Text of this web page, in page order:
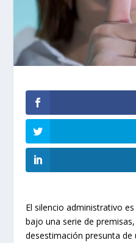
El silencio administrativo
bajo una serie de
desestimación presunta de